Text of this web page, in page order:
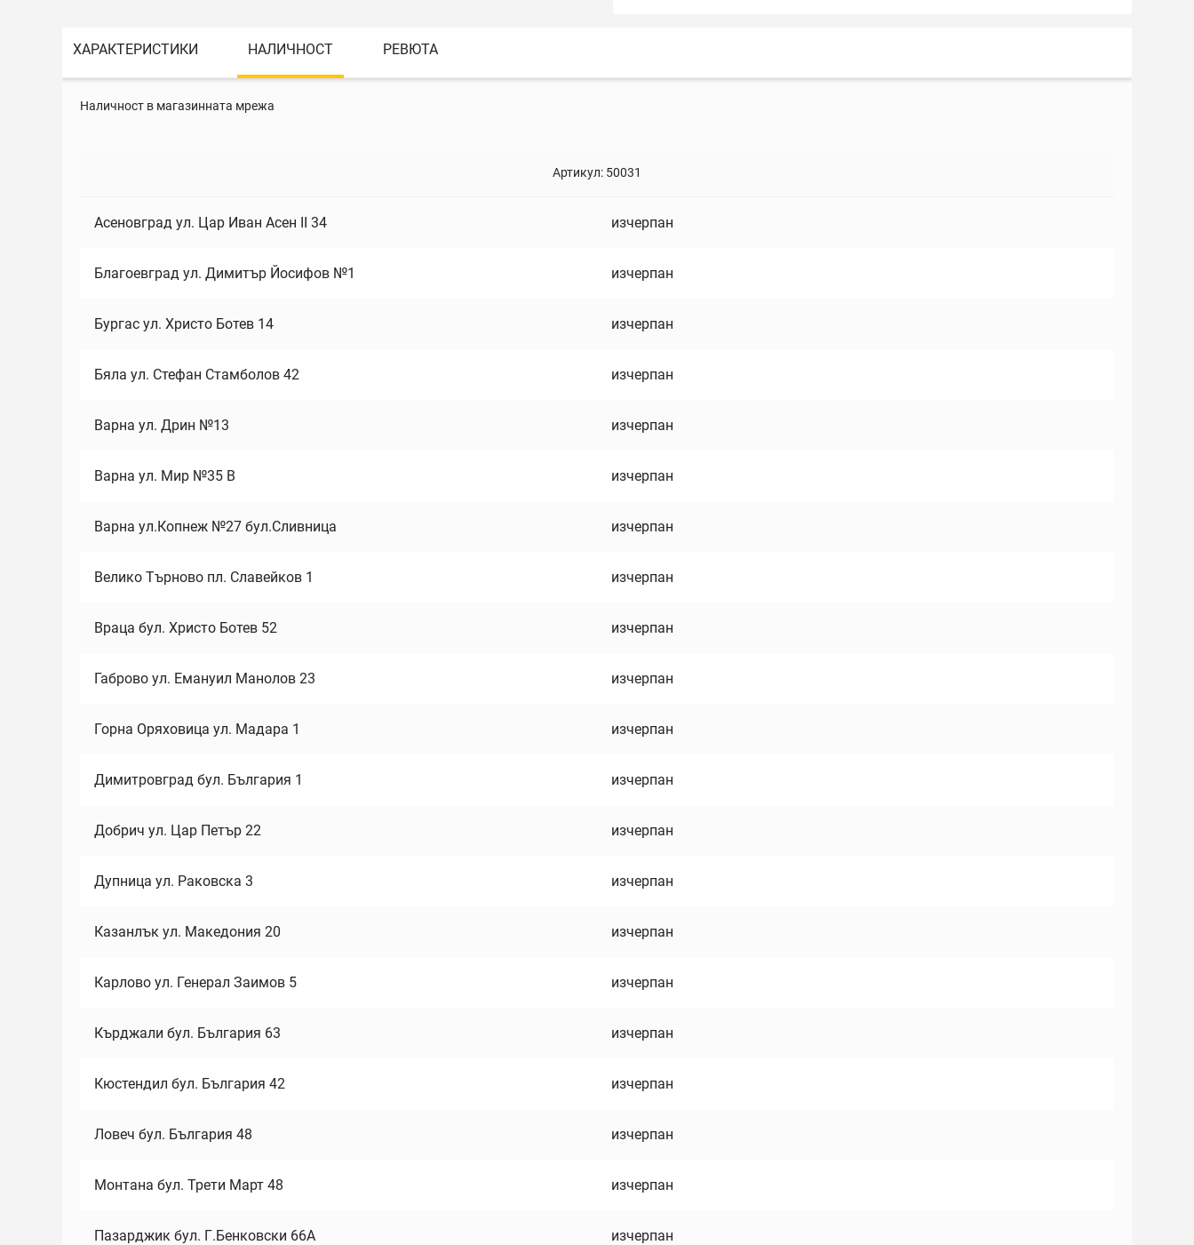
ХАРАКТЕРИСТИКИ НАЛИЧНОСТ РЕВЮТА
Наличност в магазинната мрежа
Артикул: 50031
Асеновград ул. Цар Иван Асен II 34 изчерпан
Благоевград ул. Димитър Йосифов №1 изчерпан
Бургас ул. Христо Ботев 14 изчерпан
Бяла ул. Стефан Стамболов 42 изчерпан
Варна ул. Дрин №13 изчерпан
Варна ул. Мир №35 В изчерпан
Варна ул.Копнеж №27 бул.Сливница изчерпан
Велико Търново пл. Славейков 1 изчерпан
Враца бул. Христо Ботев 52 изчерпан
Габрово ул. Емануил Манолов 23 изчерпан
Горна Оряховица ул. Мадара 1 изчерпан
Димитровград бул. България 1 изчерпан
Добрич ул. Цар Петър 22 изчерпан
Дупница ул. Раковска 3 изчерпан
Казанлък ул. Македония 20 изчерпан
Карлово ул. Генерал Заимов 5 изчерпан
Кърджали бул. България 63 изчерпан
Кюстендил бул. България 42 изчерпан
Ловеч бул. България 48 изчерпан
Монтана бул. Трети Март 48 изчерпан
Пазарджик бул. Г.Бенковски 66А изчерпан